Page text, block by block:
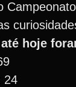
hoje
24